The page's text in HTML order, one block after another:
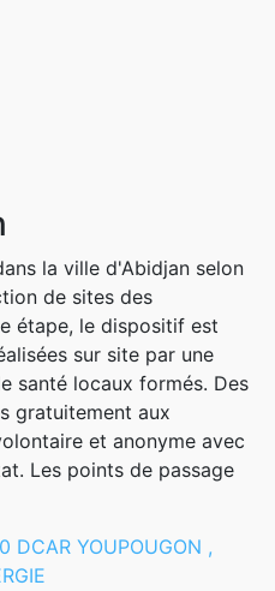
la ville d'Abidjan selon
de sites des
étape, le dispositif est
sur site par une
santé locaux formés. Des
gratuitement aux
et anonyme avec
Les points de passage
YOUPOUGON ,